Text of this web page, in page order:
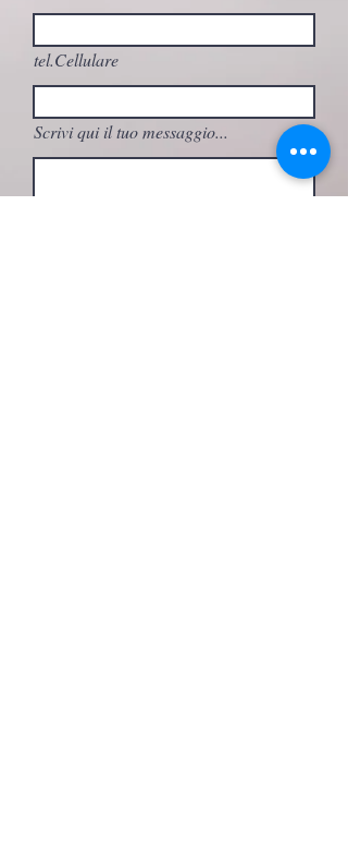
tel.Cellulare
Scrivi qui il tuo messaggio...